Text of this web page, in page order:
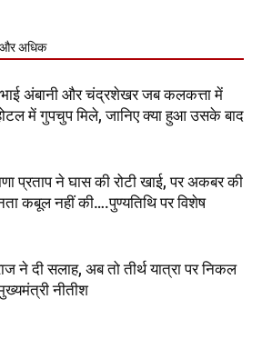
अधिक
अंबानी और चंद्रशेखर जब कलकत्ता में
में गुपचुप मिले, जानिए क्या हुआ उसके बाद
प्रताप ने घास की रोटी खाई, पर अकबर की
कबूल नहीं की….पुण्यतिथि पर विशेष
ने दी सलाह, अब तो तीर्थ यात्रा पर निकल
नीतीश